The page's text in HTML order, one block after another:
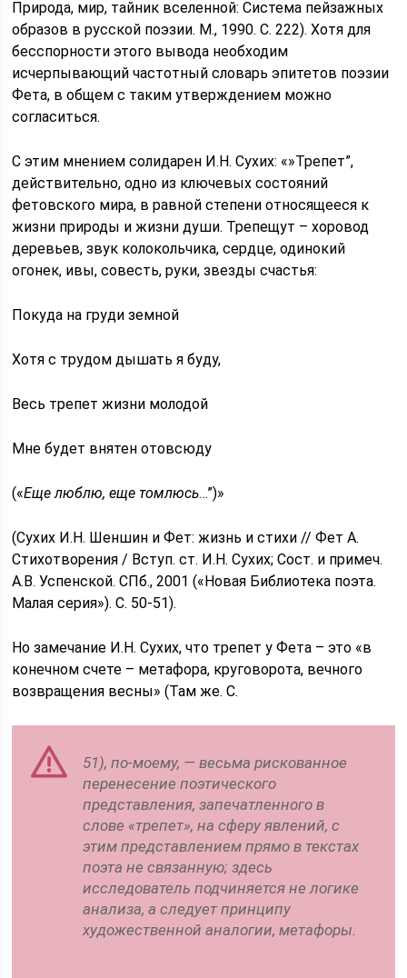
Природа, мир, тайник вселенной: Система пейзажных
образов в русской поэзии. М., 1990. С. 222). Хотя для
бесспорности этого вывода необходим
исчерпывающий частотный словарь эпитетов поэзии
Фета, в общем с таким утверждением можно
согласиться.
С этим мнением солидарен И.Н. Сухих: «»Трепет”,
действительно, одно из ключевых состояний
фетовского мира, в равной степени относящееся к
жизни природы и жизни души. Трепещут – хоровод
деревьев, звук колокольчика, сердце, одинокий
огонек, ивы, совесть, руки, звезды счастья:
Покуда на груди земной
Хотя с трудом дышать я буду,
Весь трепет жизни молодой
Мне будет внятен отовсюду
(«Еще люблю, еще томлюсь…”)»
(Сухих И.Н. Шеншин и Фет: жизнь и стихи // Фет А.
Стихотворения / Вступ. ст. И.Н. Сухих; Сост. и примеч.
А.В. Успенской. СПб., 2001 («Новая Библиотека поэта.
Малая серия»). С. 50-51).
Но замечание И.Н. Сухих, что трепет у Фета – это «в
конечном счете – метафора, круговорота, вечного
возвращения весны» (Там же. С.
51), по-моему, — весьма рискованное
перенесение поэтического
представления, запечатленного в
слове «трепет», на сферу явлений, с
этим представлением прямо в текстах
поэта не связанную; здесь
исследователь подчиняется не логике
анализа, а следует принципу
художественной аналогии, метафоры.